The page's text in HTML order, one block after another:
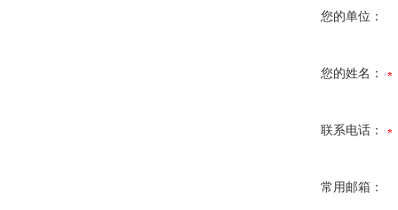
您的单位：
您的姓名：
联系电话：
常用邮箱：